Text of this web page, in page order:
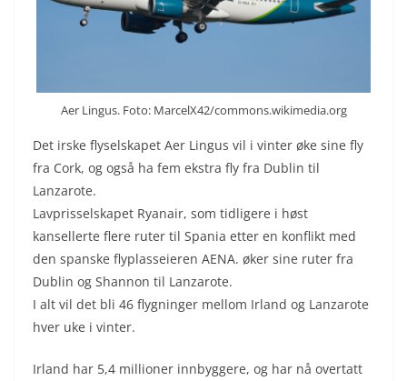
Aer Lingus. Foto: MarcelX42/commons.wikimedia.org
Det irske flyselskapet Aer Lingus vil i vinter øke sine fly
fra Cork, og også ha fem ekstra fly fra Dublin til
Lanzarote.
Lavprisselskapet Ryanair, som tidligere i høst
kansellerte flere ruter til Spania etter en konflikt med
den spanske flyplasseieren AENA. øker sine ruter fra
Dublin og Shannon til Lanzarote.
I alt vil det bli 46 flygninger mellom Irland og Lanzarote
hver uke i vinter.
Irland har 5,4 millioner innbyggere, og har nå overtatt